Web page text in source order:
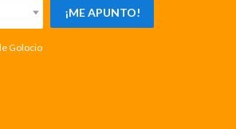
¡ME APUNTO!
Golocio